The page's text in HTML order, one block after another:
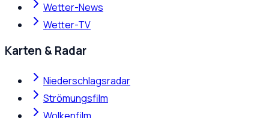
Wetter-News
Wetter-TV
Karten & Radar
Niederschlagsradar
Strömungsfilm